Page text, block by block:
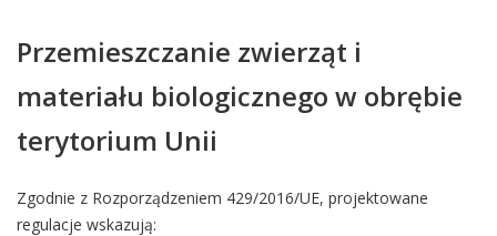
Przemieszczanie zwierząt i
materiału biologicznego w obrębie
terytorium Unii
Zgodnie z Rozporządzeniem 429/2016/UE, projektowane
regulacje wskazują: